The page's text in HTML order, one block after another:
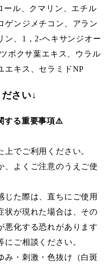
ール、クマリン、エチル
ゲンジメチコン、アラン
ン、1，2-ヘキサンジオー
ボクサ葉エキス、ウラル
エキス、セラミドNP
さい↓
する重要事項⚠️
上でご利用ください。
、よくご注意のうえご使
じた際は、直ちにご使用
状が現れた場合は、その
悪化する恐れがあります
ご相談ください。
・刺激・色抜け（白斑